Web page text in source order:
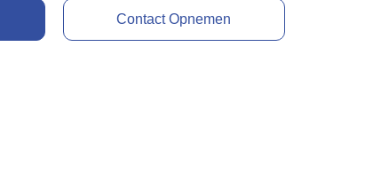
Contact Opnemen